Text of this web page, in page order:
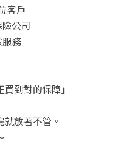
客戶
公司
務
到對的保障」
放著不管。